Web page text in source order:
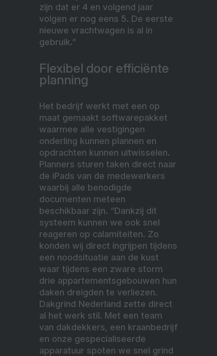
zijn dat er 4 en volgend jaar
volgen er nog eens 5. De eerste
nieuwe vrachtwagen is al in
gebruik.”
Flexibel door efficiënte
planning
Het bedrijf werkt met een op
maat gemaakt softwarepakket
waarmee alle vestigingen
onderling kunnen plannen en
opdrachten kunnen uitwisselen.
Planners sturen taken direct naar
de iPads van de medewerkers
waarbij alle benodigde
documenten meteen
beschikbaar zijn. “Dankzij dit
systeem kunnen we ook snel
reageren op calamiteiten. Zo
konden wij direct ingrijpen tijdens
een noodsituatie aan de kust
waar tijdens een zware storm
drie appartementsgebouwen hun
daken dreigden te verliezen.
Dakgrind Nederland zette direct
al het werk stil. Met een team
van dakdekkers, een kraanbedrijf
en onze gespecialiseerde
apparatuur spoten we snel grind